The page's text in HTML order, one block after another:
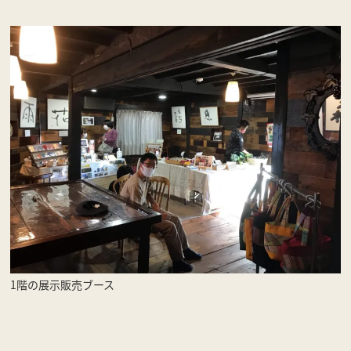
1階の展示販売ブース